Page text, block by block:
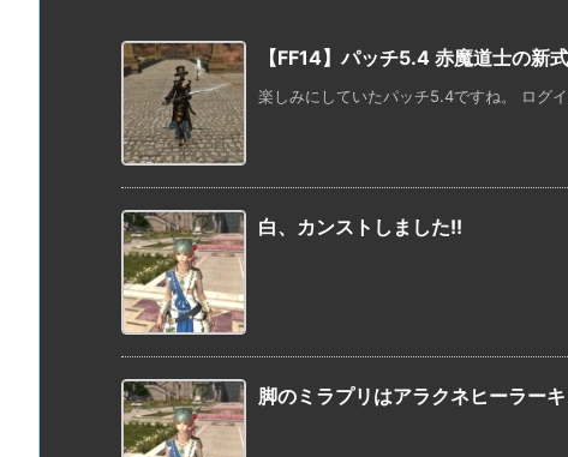
【FF14】パッチ5.4 赤魔道士の新
楽しみにしていたパッチ5.4ですね。 ログ
白、カンストしました!!
脚のミラプリはアラクネヒーラー